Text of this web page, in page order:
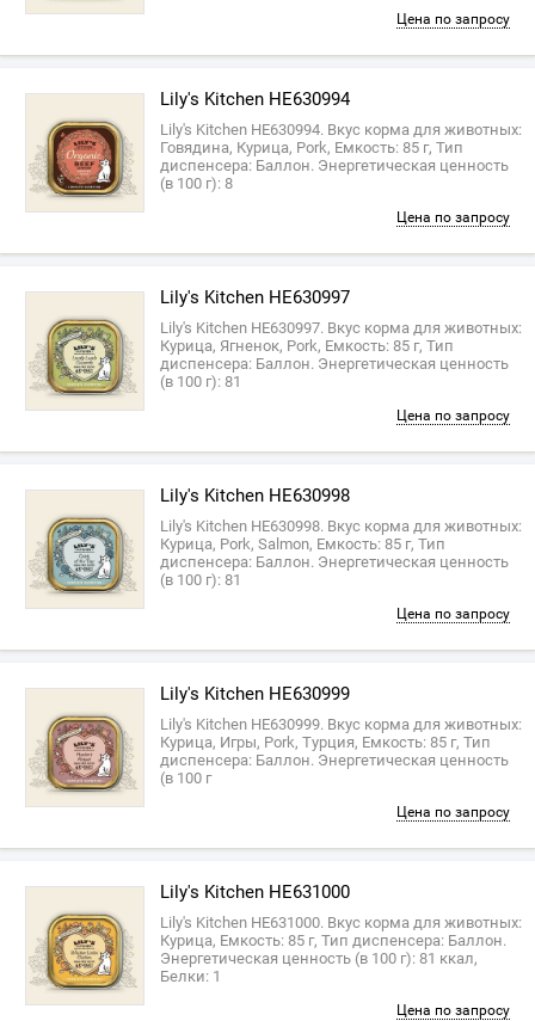
Цена по запросу
Lily's Kitchen HE630994
Lily's Kitchen HE630994. Вкус корма для животных:
Говядина, Курица, Pork, Емкость: 85 г, Тип
диспенсера: Баллон. Энергетическая ценность
(в 100 г): 8
Цена по запросу
Lily's Kitchen HE630997
Lily's Kitchen HE630997. Вкус корма для животных:
Курица, Ягненок, Pork, Емкость: 85 г, Тип
диспенсера: Баллон. Энергетическая ценность
(в 100 г): 81
Цена по запросу
Lily's Kitchen HE630998
Lily's Kitchen HE630998. Вкус корма для животных:
Курица, Pork, Salmon, Емкость: 85 г, Тип
диспенсера: Баллон. Энергетическая ценность
(в 100 г): 81
Цена по запросу
Lily's Kitchen HE630999
Lily's Kitchen HE630999. Вкус корма для животных:
Курица, Игры, Pork, Турция, Емкость: 85 г, Тип
диспенсера: Баллон. Энергетическая ценность
(в 100 г
Цена по запросу
Lily's Kitchen HE631000
Lily's Kitchen HE631000. Вкус корма для животных:
Курица, Емкость: 85 г, Тип диспенсера: Баллон.
Энергетическая ценность (в 100 г): 81 ккал,
Белки: 1
Цена по запросу